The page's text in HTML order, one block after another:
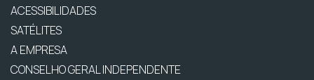
ACESSIBILIDADES
SATÉLITES
A EMPRESA
CONSELHO GERAL INDEPENDENTE